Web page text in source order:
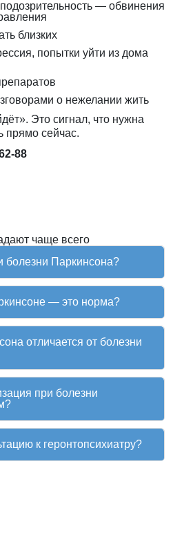
— обвинения
близких
попытки уйти из дома
о нежелании жить
Это сигнал, что нужна
прямо сейчас.
88
чаще всего
болезни Паркинсона?
— это норма?
отличается от болезни
при болезни
к геронтопсихиатру?